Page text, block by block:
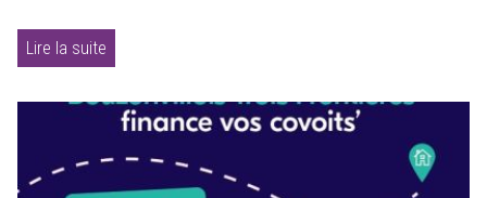
Lire la suite